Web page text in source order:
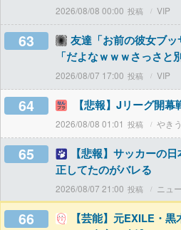
2026/08/08 00:00 VIP
63
友達「お前の彼女ブ
「だよなｗｗｗさっさと
2026/08/07 17:00 VIP
64 【悲報】Jリーグ開
2026/08/08 01:01 やきう
65
【悲報】サッカーの
正してたのがバレる
2026/08/07 21:00 ニュ
66
【芸能】元EXILE・